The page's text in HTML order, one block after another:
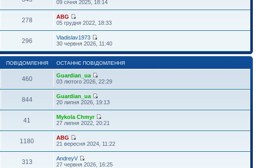
09 січня 2025, 18:14
278
ABG
05 грудня 2022, 18:33
296
Vladislav1973
30 червня 2026, 11:40
ПОВІДОМЛЕННЯ ОСТАННЄ ПОВІДОМЛЕННЯ
460
Guardian_ua
03 лютого 2026, 22:29
844
Guardian_ua
20 липня 2026, 19:13
41
Mykola Chmyr
27 липня 2022, 20:21
1180
ABG
21 вересня 2024, 11:22
313
AndreyV
27 червня 2026, 16:25